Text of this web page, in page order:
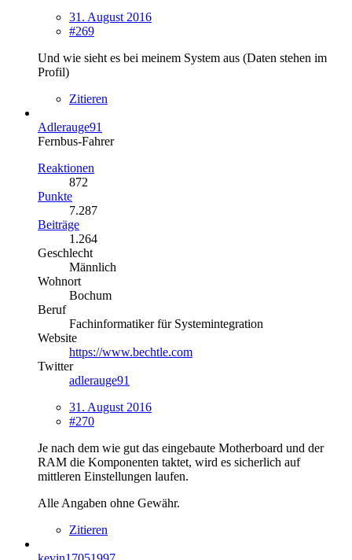
31. August 2016
#269
Und wie sieht es bei meinem System aus (Daten stehen im
Profil)
Zitieren
Adlerauge91
Fernbus-Fahrer
Reaktionen
872
Punkte
7.287
Beiträge
1.264
Geschlecht
Männlich
Wohnort
Bochum
Beruf
Fachinformatiker für Systemintegration
Website
https://www.bechtle.com
Twitter
adlerauge91
31. August 2016
#270
Je nach dem wie gut das eingebaute Motherboard und der
RAM die Komponenten taktet, wird es sicherlich auf
mittleren Einstellungen laufen.
Alle Angaben ohne Gewähr.
Zitieren